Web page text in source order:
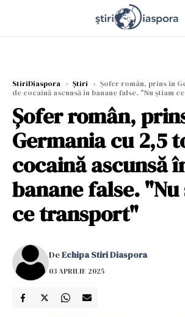
StiriDiaspora › Știri › Șofer român, prins în
de cocaină ascunsă în banane false. "Nu știam
Șofer român,
Germania cu 2,5
cocaină ascunsă
banane false.
ce transport"
DeEchipa Stiri Diaspora
03 APRILIE 2025